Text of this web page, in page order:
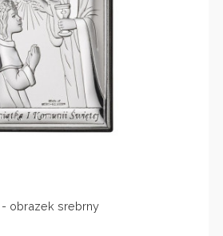
- obrazek srebrny